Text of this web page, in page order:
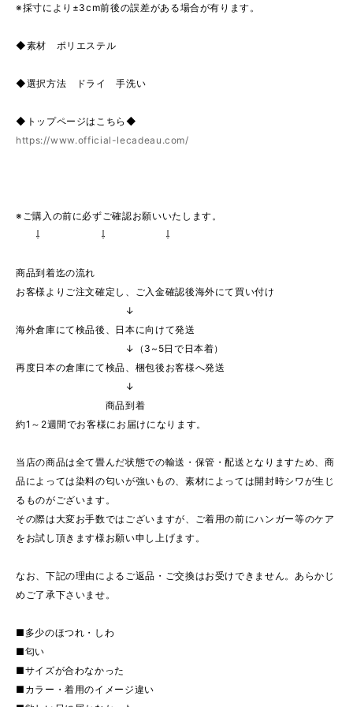
※採寸により±3cm前後の誤差がある場合が有ります。
◆素材 ポリエステル
◆選択方法 ドライ 手洗い
◆トップページはこちら◆
https://www.official-lecadeau.com/
※ご購入の前に必ずご確認お願いいたします。
⇩ ⇩ ⇩
商品到着迄の流れ
お客様よりご注文確定し、ご入金確認後海外にて買い付け
↓
海外倉庫にて検品後、日本に向けて発送
↓（3~5日で日本着）
再度日本の倉庫にて検品、梱包後お客様へ発送
↓
商品到着
約1～2週間でお客様にお届けになります。
当店の商品は全て畳んだ状態での輸送・保管・配送となりますため、商
品によっては染料の匂いが強いもの、素材によっては開封時シワが生じ
るものがございます。
その際は大変お手数ではございますが、ご着用の前にハンガー等のケア
をお試し頂きます様お願い申し上げます。
なお、下記の理由によるご返品・ご交換はお受けできません。あらかじ
めご了承下さいませ。
■多少のほつれ・しわ
■匂い
■サイズが合わなかった
■カラー・着用のイメージ違い